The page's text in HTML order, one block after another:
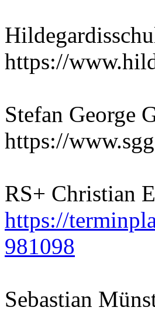
https://
Stefan George
https://
RS+ Christian
https://
981098
Sebastian